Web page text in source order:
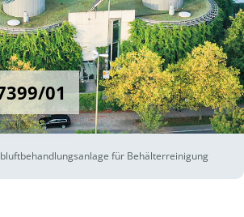
01
für Behälterreinigung